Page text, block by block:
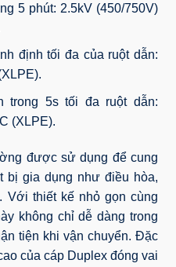
5 phút: 2.5kV (450/750V)
định tối đa của ruột dẫn:
trong 5s tối đa ruột dẫn:
(XLPE).
được sử dụng để cung
bị gia dụng như điều hòa,
Với thiết kế nhỏ gọn cùng
không chỉ dễ dàng trong
tiện khi vận chuyển. Đặc
của cáp Duplex đóng vai